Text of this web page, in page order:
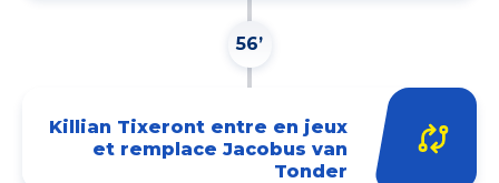
56’
Killian Tixeront entre en jeux
et remplace Jacobus van
Tonder